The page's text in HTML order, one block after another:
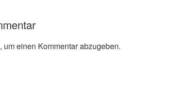
um einen Kommentar abzugeben.